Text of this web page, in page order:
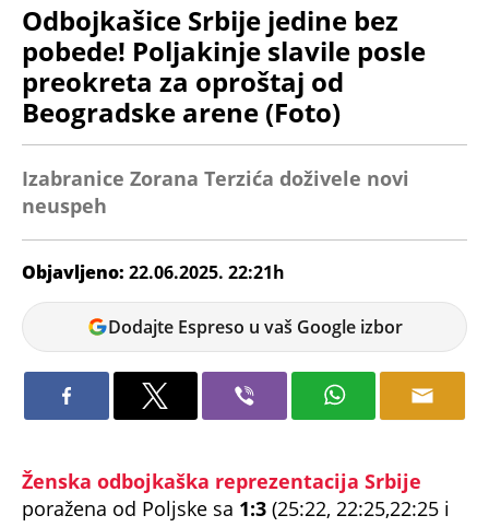
Odbojkašice Srbije jedine bez
pobede! Poljakinje slavile posle
preokreta za oproštaj od
Beogradske arene (Foto)
Izabranice Zorana Terzića doživele novi
neuspeh
Objavljeno: 22.06.2025. 22:21h
Veljko
Petrovic
Dodajte Espreso u vaš Google izbor
poražena od Poljske sa1:3(25:22, 22:25,22:25 i
23:25) u osmom kolu Lige nacija.